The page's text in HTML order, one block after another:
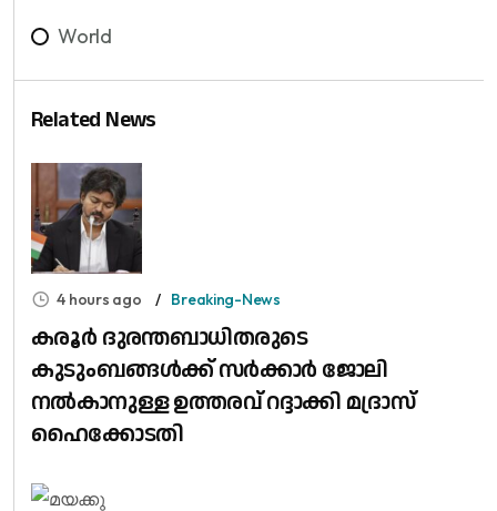
World
Related News
4 hours ago Breaking-News
കരൂർ ദുരന്തബാധിതരുടെ
കുടുംബങ്ങൾക്ക് സർക്കാർ ജോലി
നൽകാനുള്ള ഉത്തരവ് റദ്ദാക്കി മദ്രാസ്
ഹൈക്കോടതി